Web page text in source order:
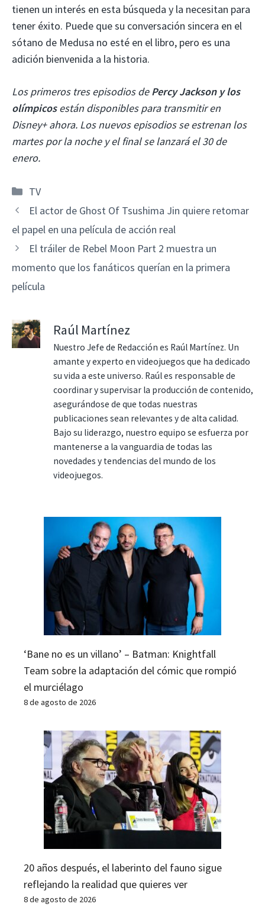
tienen un interés en esta búsqueda y la necesitan para
tener éxito. Puede que su conversación sincera en el
sótano de Medusa no esté en el libro, pero es una
adición bienvenida a la historia.
Los primeros tres episodios dePercy Jackson y los
olímpicosestán disponibles para transmitir en
Disney+ ahora. Los nuevos episodios se estrenan los
martes por la noche y el final se lanzará el 30 de
enero.
Categorías
TV
El actor de Ghost Of Tsushima Jin quiere retomar
el papel en una película de acción real
El tráiler de Rebel Moon Part 2 muestra un
momento que los fanáticos querían en la primera
película
Raúl Martínez
Nuestro Jefe de Redacción es Raúl Martínez. Un
amante y experto en videojuegos que ha dedicado
su vida a este universo. Raúl es responsable de
coordinar y supervisar la producción de contenido,
asegurándose de que todas nuestras
publicaciones sean relevantes y de alta calidad.
Bajo su liderazgo, nuestro equipo se esfuerza por
mantenerse a la vanguardia de todas las
novedades y tendencias del mundo de los
videojuegos.
‘Bane no es un villano’ – Batman: Knightfall
Team sobre la adaptación del cómic que rompió
el murciélago
8 de agosto de 2026
20 años después, el laberinto del fauno sigue
reflejando la realidad que quieres ver
8 de agosto de 2026